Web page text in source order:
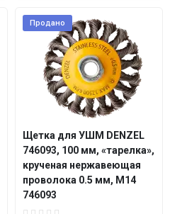
Продано
Щетка для УШМ DENZEL
746093, 100 мм, «тарелка»,
крученая нержавеющая
проволока 0.5 мм, М14
746093